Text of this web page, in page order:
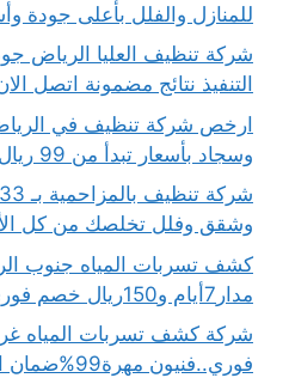
للمنازل والفلل بأعلى جودة
التنفيذ نتائج مضمونة اتصل
ارخص شركة تنظيف في
وسجاد بأسعار تبدأ من 99 ريال
وشقق وفلل تخلصك من كل
مدار7أيام و150ريال خصم فوري
فوري..فنيون مهرة99%ضمان اتصل الان